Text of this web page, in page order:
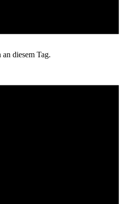
diesem Tag.